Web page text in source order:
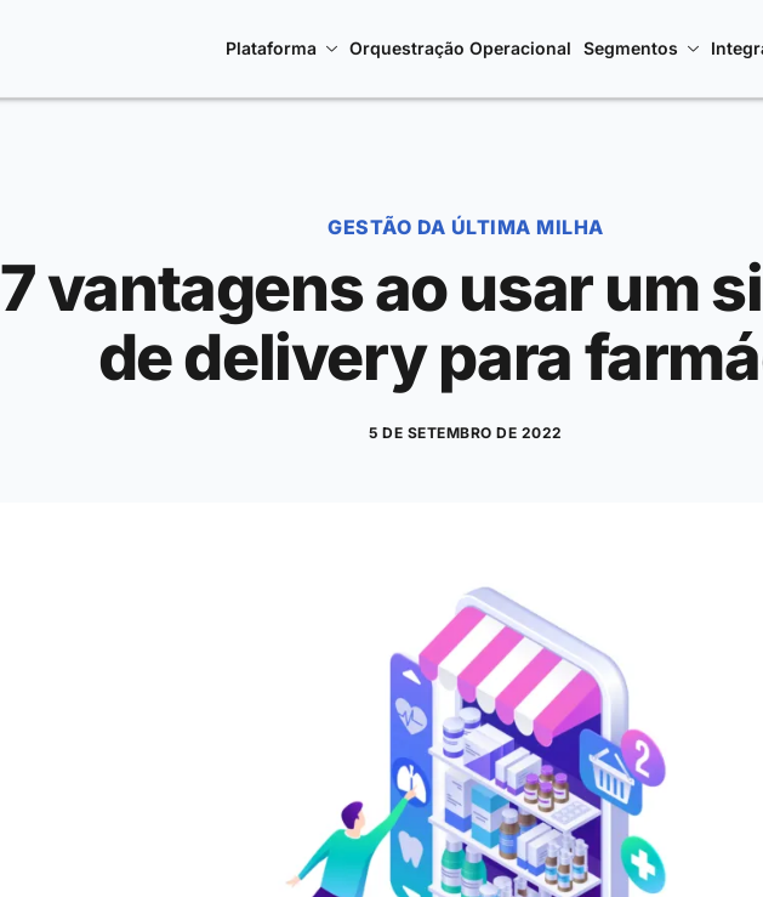
Plataforma Orquestração Operacional Segmentos
GESTÃO DA ÚLTIMA MILHA
7 vantagens ao usar um
de delivery para
5 DE SETEMBRO DE 2022